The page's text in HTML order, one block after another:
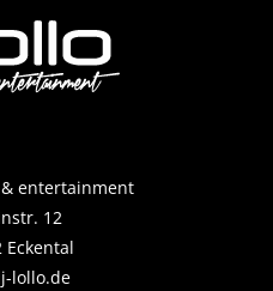
& entertainment
12
Eckental
lollo.de